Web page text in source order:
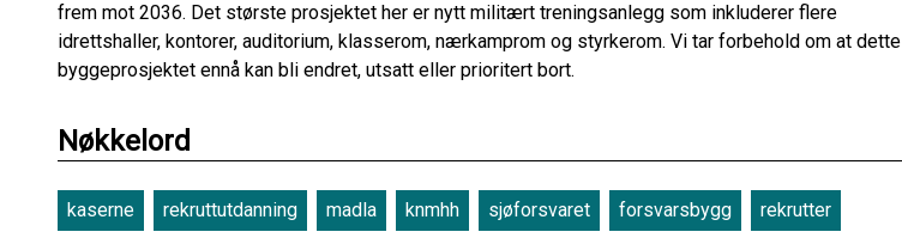
frem mot 2036. Det største prosjektet her er nytt militært treningsanlegg som inkluderer flere
idrettshaller, kontorer, auditorium, klasserom, nærkamprom og styrkerom. Vi tar forbehold om at dette
byggeprosjektet ennå kan bli endret, utsatt eller prioritert bort.
Nøkkelord
kaserne rekruttutdanning madla knmhh sjøforsvaret forsvarsbygg rekrutter